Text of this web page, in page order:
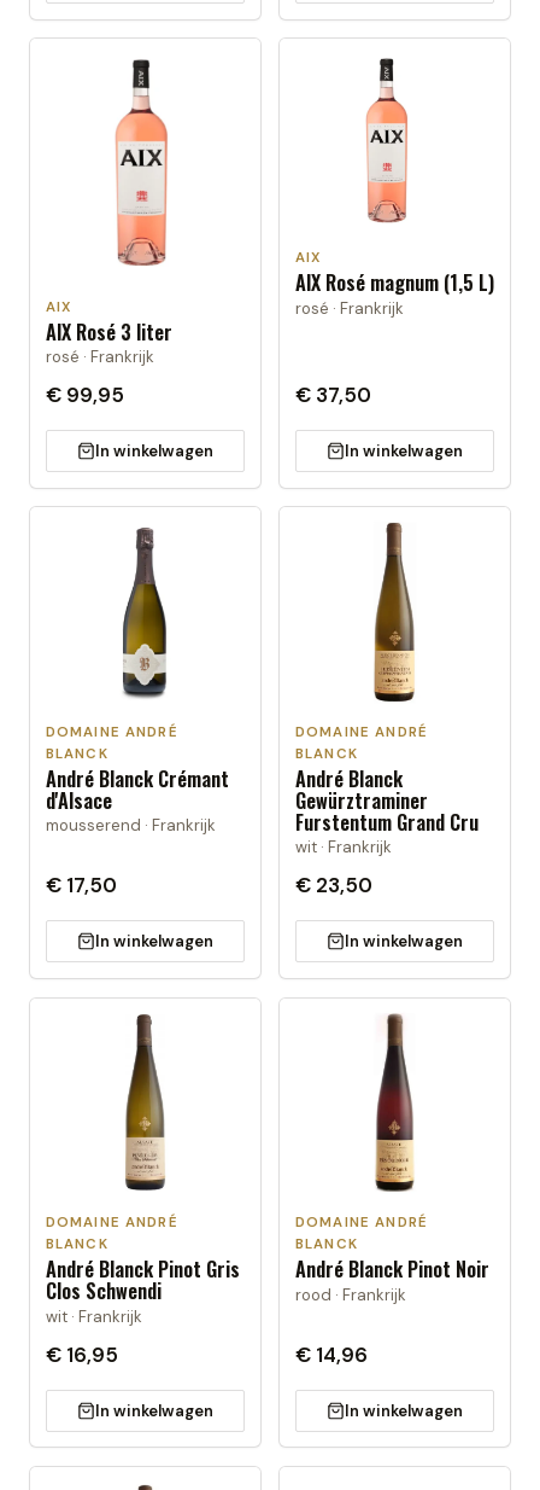
AIX
AIX Rosé 3 liter
rosé · Frankrijk
€ 99,95
In winkelwagen
AIX
AIX Rosé magnum (1,5 L)
rosé · Frankrijk
€ 37,50
In winkelwagen
DOMAINE ANDRÉ
BLANCK
André Blanck Crémant
d'Alsace
mousserend · Frankrijk
€ 17,50
In winkelwagen
DOMAINE ANDRÉ
BLANCK
André Blanck
Gewürztraminer
Furstentum Grand Cru
wit · Frankrijk
€ 23,50
In winkelwagen
DOMAINE ANDRÉ
BLANCK
André Blanck Pinot Gris
Clos Schwendi
wit · Frankrijk
€ 16,95
In winkelwagen
DOMAINE ANDRÉ
BLANCK
André Blanck Pinot Noir
rood · Frankrijk
€ 14,96
In winkelwagen